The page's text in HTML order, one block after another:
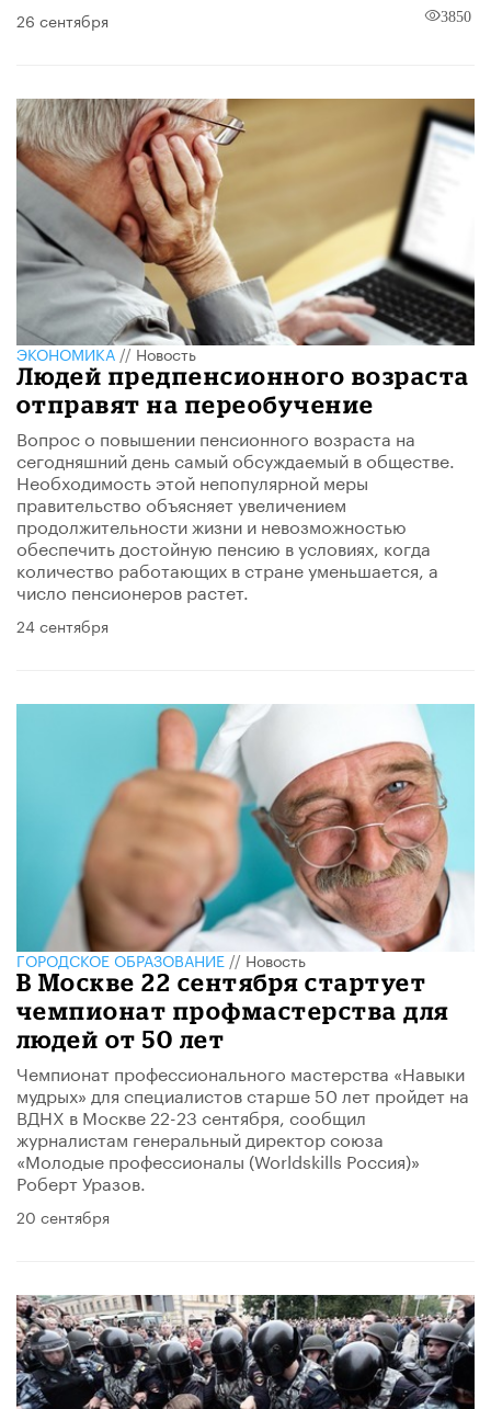
26 сентября 3850
ЭКОНОМИКА//Новость
Людей предпенсионного возраста
отправят на переобучение
Вопрос о повышении пенсионного возраста на
сегодняшний день самый обсуждаемый в обществе.
Необходимость этой непопулярной меры
правительство объясняет увеличением
продолжительности жизни и невозможностью
обеспечить достойную пенсию в условиях, когда
количество работающих в стране уменьшается, а
число пенсионеров растет.
24 сентября
ГОРОДСКОЕ ОБРАЗОВАНИЕ// Новость
В Москве 22 сентября стартует
чемпионат профмастерства для
людей от 50 лет
Чемпионат профессионального мастерства «Навыки
мудрых» для специалистов старше 50 лет пройдет на
ВДНХ в Москве 22-23 сентября, сообщил
журналистам генеральный директор союза
«Молодые профессионалы (Worldskills Россия)»
Роберт Уразов.
20 сентября